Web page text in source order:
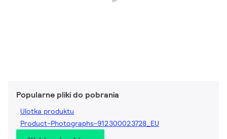
Popularne pliki do pobrania
Ulotka produktu
Product-Photographs-912300023728_EU